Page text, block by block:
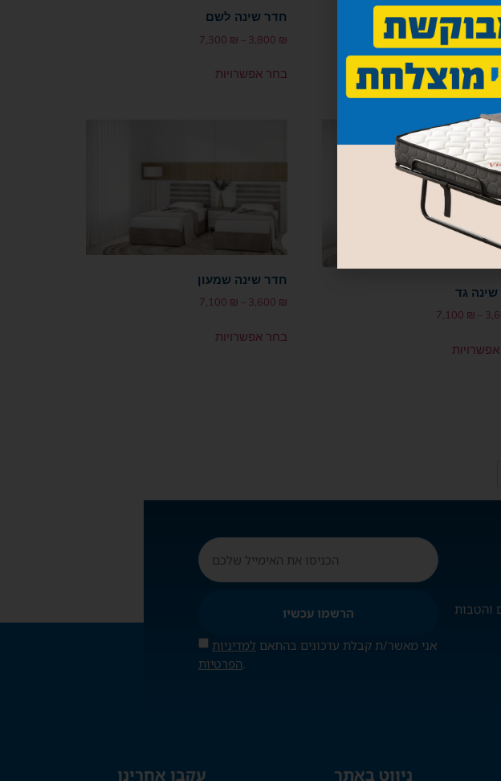
דוד
–
7,100
אפשרויות
חדר שינה לשם
3,800 ₪
–
7,300 ₪
בחר אפשרויות
גד
–
7,100 ₪
חדר שינה שמעון
3,600 ₪
–
7,100 ₪
בחר אפשרויות
אני מאשר/ת קבלת עדכונים בהתאם למדיניות
הפרטיות.
הרשמו עכשיו
ניווט באתר עקבו אחרינו